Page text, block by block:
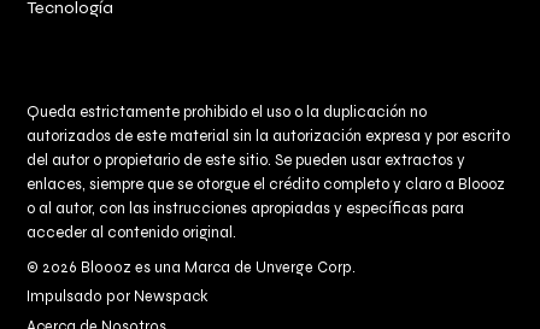
Tecnología
Queda estrictamente prohibido el uso o la duplicación no
autorizados de este material sin la autorización expresa y por escrito
del autor o propietario de este sitio. Se pueden usar extractos y
enlaces, siempre que se otorgue el crédito completo y claro aBloooz
o al autor, con las instrucciones apropiadas y específicas para
acceder al contenido original.
© 2026 Bloooz es una Marca de Unverge Corp.
Impulsado por Newspack
Acerca de Nosotros